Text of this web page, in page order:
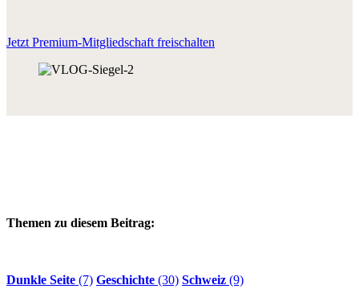
Jetzt Premium-Mitgliedschaft freischalten
Themen zu diesem Beitrag:
Dunkle Seite (7) Geschichte (30) Schweiz (9)